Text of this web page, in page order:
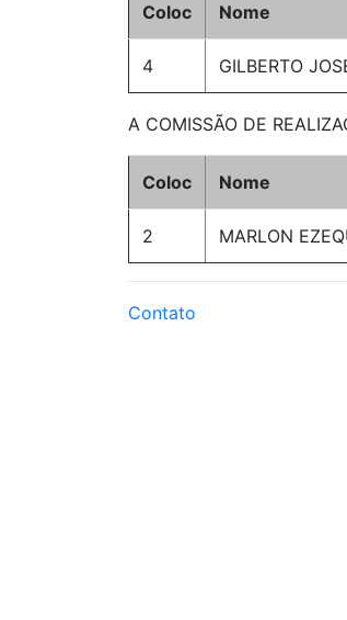
Coloc Nome
4 GILBERTO
A COMISSÃO DE
Coloc Nome
2 MARLON
Contato